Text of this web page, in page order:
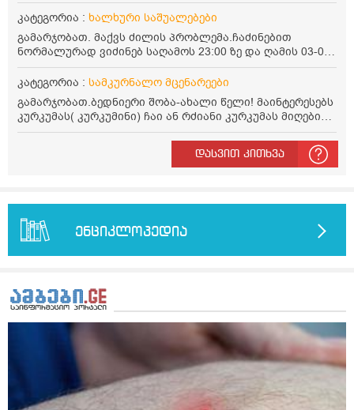
კატეგორია : ხალხური საშუალებები
გამარჯობათ. მაქვს ძილის პრობლემა.ჩაძინებით
ნორმალურად ვიძინებ საღამოს 23:00 ზე და ღამის 03-00
ან 04:00 საათზე მეღვიძება და მერე ვერ ვიძინებ
ვერაფრით.რამე ხალხური საშუალება თუ არის ამ
პრობლემის მოსაგვარებლად
კატეგორია : სამკურნალო მცენარეები
გამარჯობათ.ბედნიერი შობა-ახალი წელი! მაინტერესებს
კურკუმას( კურკუმინი) ჩაი ან რძიანი კურკუმას მიღების
წესი. მაინტერესებდა და წავიკითხე ასეთი ინფორმაცია:
კურკუმას გააჩნია ანთების საწინააღმდეგო,
დამამშვიდებელი და ანტიოქსიდანტური თვისებები.ის
როგორ მივიღო კურკუმას ჩაი? უზმოზე,ჭამამდე თუ ჭამის
შემდეგ? თბილი წყალი უნდა დავასხათ თუ მდუღარე?
წავიკითხე რომ კურკუმას თუ დავასხამთ მდუღარე
წყალს, ის დაკარგავსო სასარგებლო თვისებებს, ასევე
წავიკითხე რომ თუ არ ადუღდა კურკუმა წყალში, მაშინ
გააჩენსო კენჭებს. ზუსტად ვერ გავიგე როგორ
მოვამზადო უსაფრთხოდ. 2) მეორე ვარიანტი
მაინტერესებს რძესთან ერთად მიღება: რძეში ჩავყარო
ერთი სუფრის კოვზის მეოთხედი ფხვნილი კურკუმა და
ჩავყარო ცოტა შავი პილპილი და ავადუღო თუ ჯერ რძე
ავადუღო, ცოტა გათბეს და მერე ჩავყარო კურკუმა? და
საღამოს ვახშამზე რომ მივიღო თუ შეიძლება? P.S მიზანი
არის ანთების საწინააღმდეგო,ანტიოქსიდანტური და
დამამშვიდებელი( მშვიდი ძილისთვის)
დასვით კითხვა
ენციკლოპედია